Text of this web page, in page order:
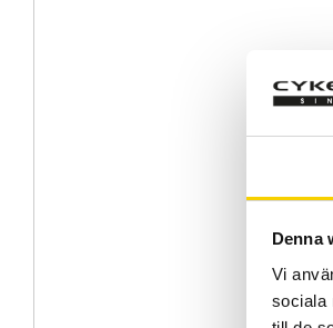
Denna
Vi
sociala